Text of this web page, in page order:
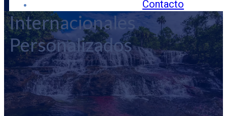
Contacto
Internacionales
Personalizados